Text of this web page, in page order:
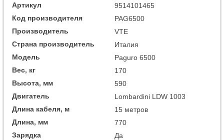
Артикул
9514101465
Код производителя
PAG6500
Производитель
VTE
Страна производитель
Италия
Модель
Paguro 6500
Вес, кг
170
Высота, мм
590
Двигатель
Lombardini LDW 1003
Длина кабеля, м
15 метров
Длина, мм
770
Зарядка
Да